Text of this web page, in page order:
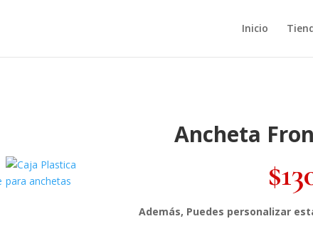
Inicio
Ancheta
$
Además, Puedes personalizar